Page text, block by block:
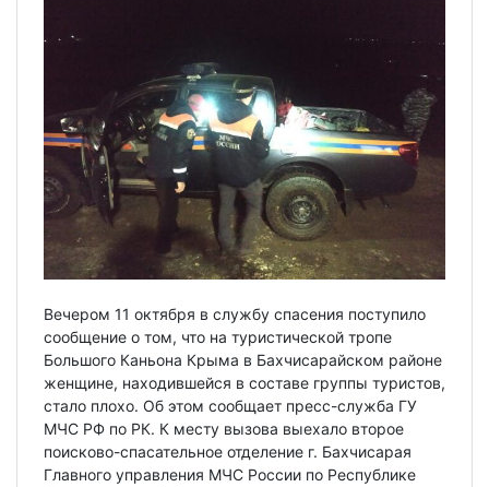
Вечером 11 октября в службу спасения поступило
сообщение о том, что на туристической тропе
Большого Каньона Крыма в Бахчисарайском районе
женщине, находившейся в составе группы туристов,
стало плохо. Об этом сообщает пресс-служба ГУ
МЧС РФ по РК. К месту вызова выехало второе
поисково-спасательное отделение г. Бахчисарая
Главного управления МЧС России по Республике